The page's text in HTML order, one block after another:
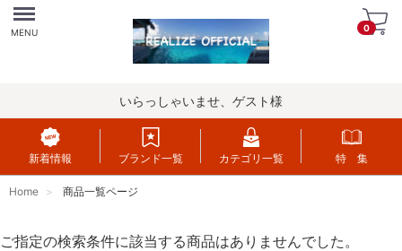
Menu
MENU 0
いらっしゃいませ、ゲスト様
新着情報 ブランド一覧 カテゴリ一覧 特 集
Home 商品一覧ページ
ご指定の検索条件に該当する商品はありませんでした。